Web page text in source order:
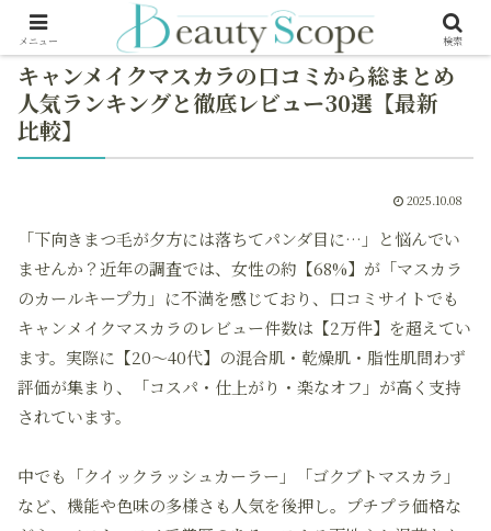
キャンメイクマスカラの口コミから総まとめ
人気ランキングと徹底レビュー30選【最新
比較】
2025.10.08
「下向きまつ毛が夕方には落ちてパンダ目に…」と悩んでい
ませんか？近年の調査では、女性の約【68%】が「マスカラ
のカールキープ力」に不満を感じており、口コミサイトでも
キャンメイクマスカラのレビュー件数は【2万件】を超えてい
ます。実際に【20～40代】の混合肌・乾燥肌・脂性肌問わず
評価が集まり、「コスパ・仕上がり・楽なオフ」が高く支持
されています。
中でも「クイックラッシュカーラー」「ゴクブトマスカラ」
など、機能や色味の多様さも人気を後押し。プチプラ価格な
メニュー 検索